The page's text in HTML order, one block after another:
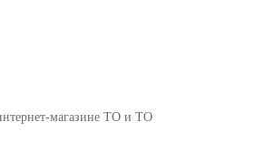
магазине ТО и ТО